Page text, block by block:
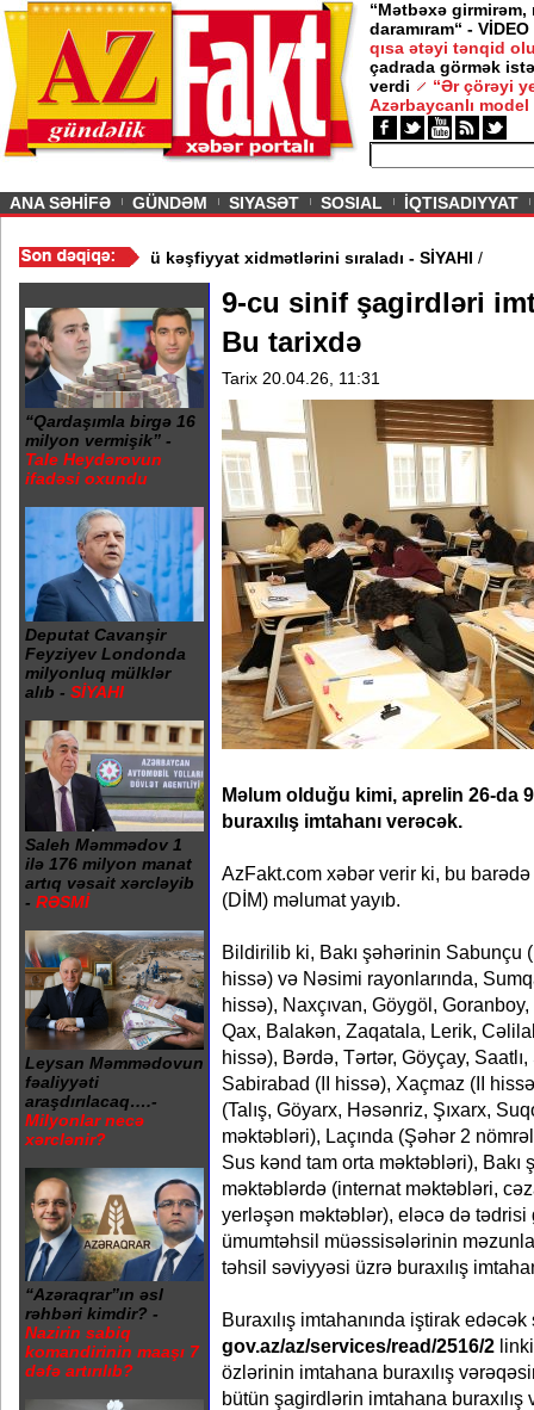
“Mətbəxə girmirəm,
daramıram“ - VİDEO
qısa ətəyi tənqid
çadrada görmək
verdi
“Ər çörəyi
Azərbaycanlı model
ANA SƏHİFƏ GÜNDƏM SIYASƏT SOSIAL İQTISADIYYAT
dünyanın ən güclü kəşfiyyat xidmətlərini sıraladı - SİYAHI
“Qardaşımla birgə 16
milyon vermişik” -
Tale Heydərovun
ifadəsi oxundu
Deputat Cavanşir
Feyziyev Londonda
milyonluq mülklər
alıb - SİYAHI
Saleh Məmmədov 1
ilə 176 milyon manat
artıq vəsait xərcləyib
- RƏSMİ
Leysan Məmmədovun
fəaliyyəti
araşdırılacaq….-
Milyonlar necə
xərclənir?
“Azəraqrar”ın əsl
rəhbəri kimdir? -
Nazirin sabiq
komandirinin maaşı 7
dəfə artırılıb?
9-cu sinif şagirdləri
Bu tarixdə
Tarix 20.04.26, 11:31
Məlum olduğu kimi, aprelin 26-da
buraxılış imtahanı verəcək.
AzFakt.com xəbər verir ki, bu
(DİM) məlumat yayıb.
Bildirilib ki, Bakı şəhərinin Sabunçu
hissə) və Nəsimi rayonlarında,
hissə), Naxçıvan, Göygöl,
Qax, Balakən, Zaqatala, Lerik,
hissə), Bərdə, Tərtər, Göyçay,
Sabirabad (II hissə), Xaçmaz (II
(Talış, Göyarx, Həsənriz, Şıxarx,
məktəbləri), Laçında (Şəhər 2
Sus kənd tam orta məktəbləri), Bakı
məktəblərdə (internat məktəbləri,
yerləşən məktəblər), eləcə də tədrisi
ümumtəhsil müəssisələrinin
təhsil səviyyəsi üzrə buraxılış
Buraxılış imtahanında iştirak
gov.az/az/services/read/2516/2
özlərinin imtahana buraxılış
bütün şagirdlərin imtahana